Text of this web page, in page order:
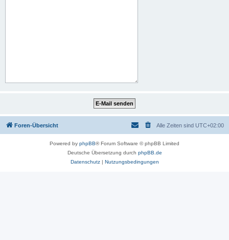
Foren-Übersicht Alle Zeiten sind UTC+02:00
Powered by phpBB® Forum Software © phpBB Limited
Deutsche Übersetzung durch phpBB.de
Datenschutz| Nutzungsbedingungen